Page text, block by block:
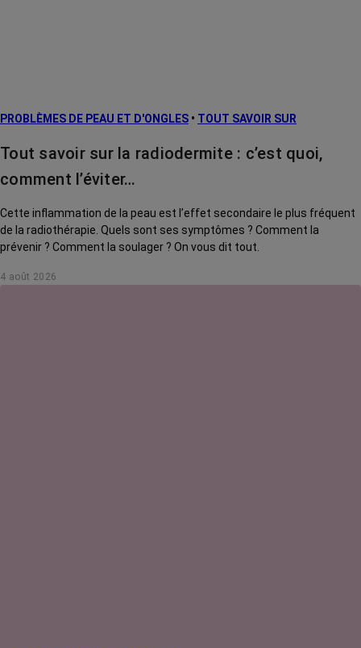
PROBLÈMES DE PEAU ET D'ONGLES • TOUT SAVOIR SUR
Tout savoir sur la radiodermite : c’est quoi,
comment l’éviter…
Cette inflammation de la peau est l’effet secondaire le plus fréquent
de la radiothérapie. Quels sont ses symptômes ? Comment la
prévenir ? Comment la soulager ? On vous dit tout.
4 août 2026